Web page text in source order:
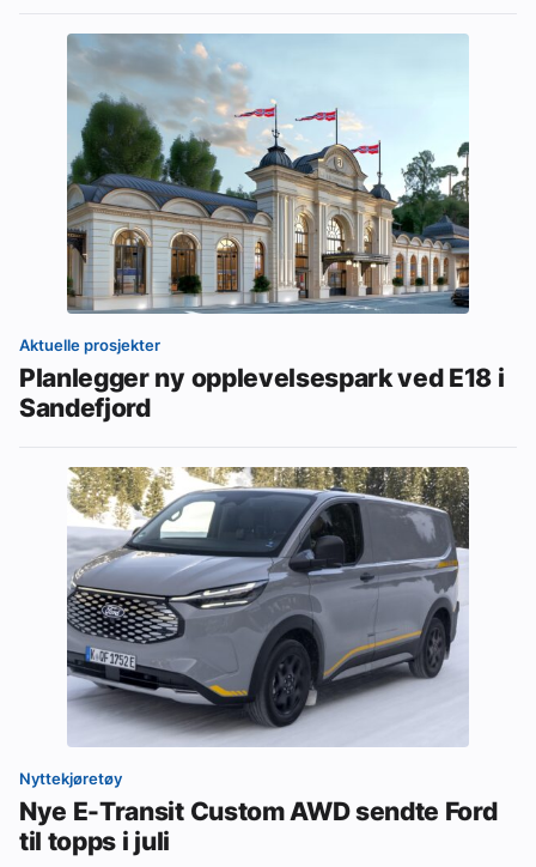
Aktuelle prosjekter
Planlegger ny opplevelsespark ved E18 i
Sandefjord
Nyttekjøretøy
Nye E-Transit Custom AWD sendte Ford
til topps i juli